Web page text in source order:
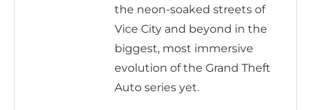
the neon-soaked streets of
Vice City and beyond in the
biggest, most immersive
evolution of the Grand Theft
Auto series yet.